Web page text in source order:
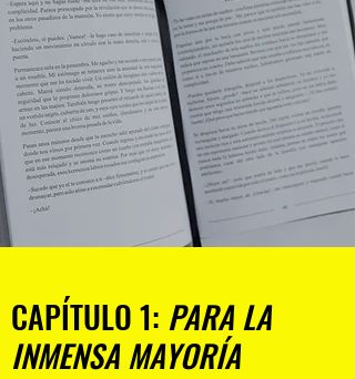
CAPÍTULO 1: PARA LA
INMENSA MAYORÍA